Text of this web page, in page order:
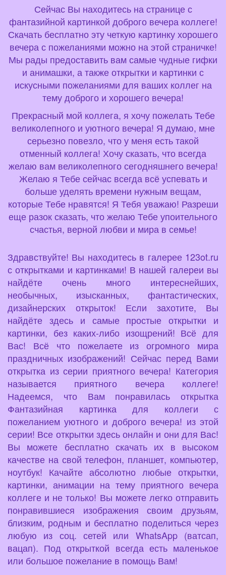
Сейчас Вы находитесь на странице с
фантазийной картинкой доброго вечера коллеге!
Скачать бесплатно эту четкую картинку хорошего
вечера с пожеланиями можно на этой страничке!
Мы рады предоставить вам самые чудные гифки
и анимашки, а также открытки и картинки с
искусными пожеланиями для ваших коллег на
тему доброго и хорошего вечера!
Прекрасный мой коллега, я хочу пожелать Тебе
великолепного и уютного вечера! Я думаю, мне
серьезно повезло, что у меня есть такой
отменный коллега! Хочу сказать, что всегда
желаю вам великолепного сегодняшнего вечера!
Желаю я Тебе сейчас всегда всё успевать и
больше уделять времени нужным вещам,
которые Тебе нравятся! Я Тебя уважаю! Разреши
еще разок сказать, что желаю Тебе упоительного
счастья, верной любви и мира в семье!
Здравствуйте! Вы находитесь в галерее 123ot.ru
с открытками и картинками! В нашей галереи вы
найдёте очень много интереснейших,
необычных, изысканных, фантастических,
дизайнерских открыток! Если захотите, Вы
найдёте здесь и самые простые открытки и
картинки, без каких-либо изощрений! Всё для
Вас! Всё что пожелаете из огромного мира
праздничных изображений! Сейчас перед Вами
открытка из серии приятного вечера! Категория
называется приятного вечера коллеге!
Надеемся, что Вам понравилась открытка
Фантазийная картинка для коллеги с
пожеланием уютного и доброго вечера! из этой
серии! Все открытки здесь онлайн и они для Вас!
Вы можете бесплатно скачать их в высоком
качестве на свой телефон, планшет, компьютер,
ноутбук! Качайте абсолютно любые открытки,
картинки, анимации на тему приятного вечера
коллеге и не только! Вы можете легко отправить
понравившиеся изображения своим друзьям,
близким, родным и бесплатно поделиться через
любую из соц. сетей или WhatsApp (ватсап,
вацап). Под открыткой всегда есть маленькое
или большое пожелание в помощь Вам!